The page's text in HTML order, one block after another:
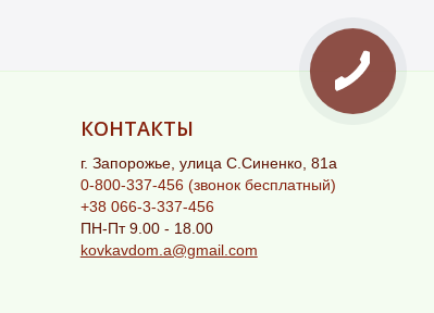
КОНТАКТЫ
г. Запорожье, улица С.Синенко, 81а
0-800-337-456(звонок бесплатный)
+38 066-3-337-456
ПН-Пт 9.00 - 18.00
kovkavdom.a@gmail.com